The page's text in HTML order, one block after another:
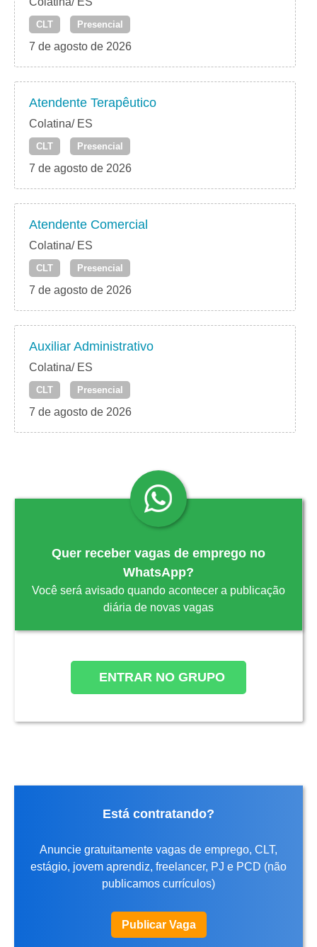
CLT Presencial
7 de agosto de 2026
Atendente Terapêutico
Colatina/ ES
CLT Presencial
7 de agosto de 2026
Atendente Comercial
Colatina/ ES
CLT Presencial
7 de agosto de 2026
Auxiliar Administrativo
Colatina/ ES
CLT Presencial
7 de agosto de 2026
Quer receber vagas de emprego no
WhatsApp?
Você será avisado quando acontecer a publicação
diária de novas vagas
ENTRAR NO GRUPO
Está contratando?
Anuncie gratuitamente vagas de emprego, CLT,
estágio, jovem aprendiz, freelancer, PJ e PCD (não
publicamos currículos)
Publicar Vaga